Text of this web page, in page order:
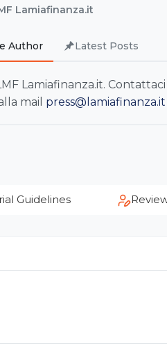
Lamiafinanza.it
Author Latest Posts
Lamiafinanza.it.
mail press@lamiafinanza.it
Guidelines